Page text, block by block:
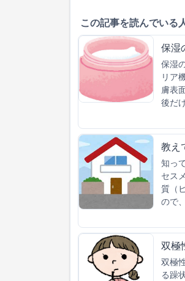
この記事を読んでいる
保湿
保湿
リア
膚表
後だ
教え
知っ
セス
質（
ので
双極
双極
る躁